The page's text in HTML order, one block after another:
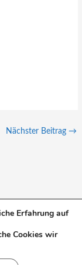
Nächster Beitrag →
Erfahrung auf
Cookies wir